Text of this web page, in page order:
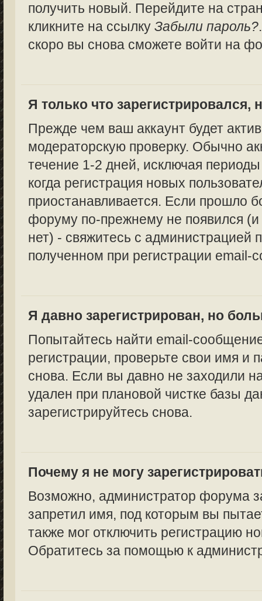
получить новый. Перейдите на
кликните на ссылкуЗабыли пароль?
скоро вы снова сможете войти на
Я только что зарегистрировался,
Прежде чем ваш аккаунт будет
модераторскую проверку. Обычно
течение 1-2 дней, исключая периоды
когда регистрация новых
приостанавливается. Если прошло
форуму по-прежнему не появился
нет) - свяжитесь с администрацией
полученном при регистрации email-
Я давно зарегистрирован, но
Попытайтесь найти email-
регистрации, проверьте свои имя и
снова. Если вы давно не заходили
удален при плановой чистке базы
зарегистрируйтесь снова.
Почему я не могу
Возможно, администратор форума
запретил имя, под которым вы
также мог отключить регистрацию
Обратитесь за помощью к